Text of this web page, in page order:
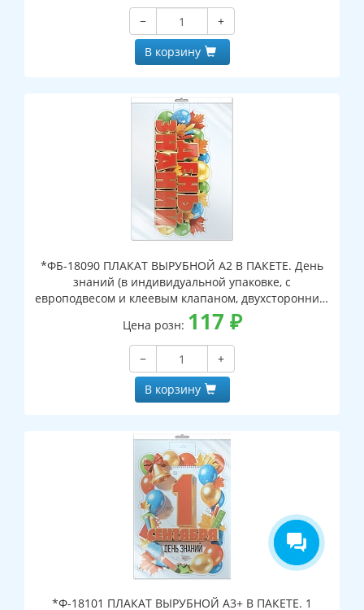
−
+
В корзину
*ФБ-18090 ПЛАКАТ ВЫРУБНОЙ А2 В ПАКЕТЕ. День
знаний (в индивидуальной упаковке, с
европодвесом и клеевым клапаном, двухсторонний,
ВД-лак)
Цена розн: 117 ₽
−
+
В корзину
*Ф-18101 ПЛАКАТ ВЫРУБНОЙ А3+ В ПАКЕТЕ. 1